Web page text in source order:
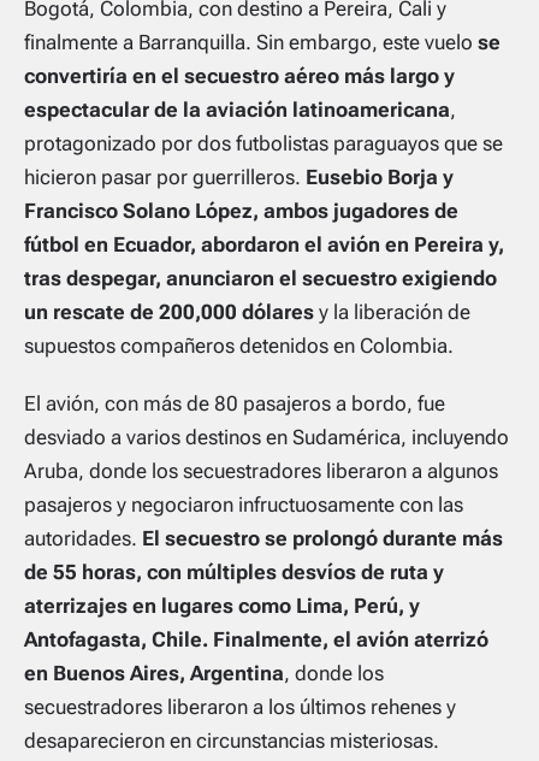
Bogotá, Colombia, con destino a Pereira, Cali y
finalmente a Barranquilla. Sin embargo, este vuelo se
convertiría en el secuestro aéreo más largo y
espectacular de la aviación latinoamericana,
protagonizado por dos futbolistas paraguayos que se
hicieron pasar por guerrilleros. Eusebio Borja y
Francisco Solano López, ambos jugadores de
fútbol en Ecuador, abordaron el avión en Pereira y,
tras despegar, anunciaron el secuestro exigiendo
un rescate de 200,000 dólares y la liberación de
supuestos compañeros detenidos en Colombia.
El avión, con más de 80 pasajeros a bordo, fue
desviado a varios destinos en Sudamérica, incluyendo
Aruba, donde los secuestradores liberaron a algunos
pasajeros y negociaron infructuosamente con las
autoridades. El secuestro se prolongó durante más
de 55 horas, con múltiples desvíos de ruta y
aterrizajes en lugares como Lima, Perú, y
Antofagasta, Chile. Finalmente, el avión aterrizó
en Buenos Aires, Argentina, donde los
secuestradores liberaron a los últimos rehenes y
desaparecieron en circunstancias misteriosas.